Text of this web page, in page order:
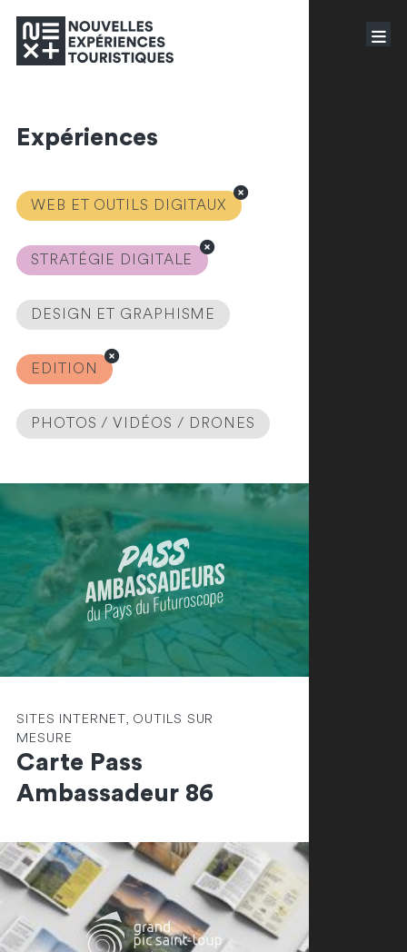
Expériences
WEB ET OUTILS DIGITAUX
STRATÉGIE DIGITALE
DESIGN ET GRAPHISME
EDITION
PHOTOS / VIDÉOS / DRONES
SITES INTERNET, OUTILS SUR
MESURE
Carte Pass
Ambassadeur 86